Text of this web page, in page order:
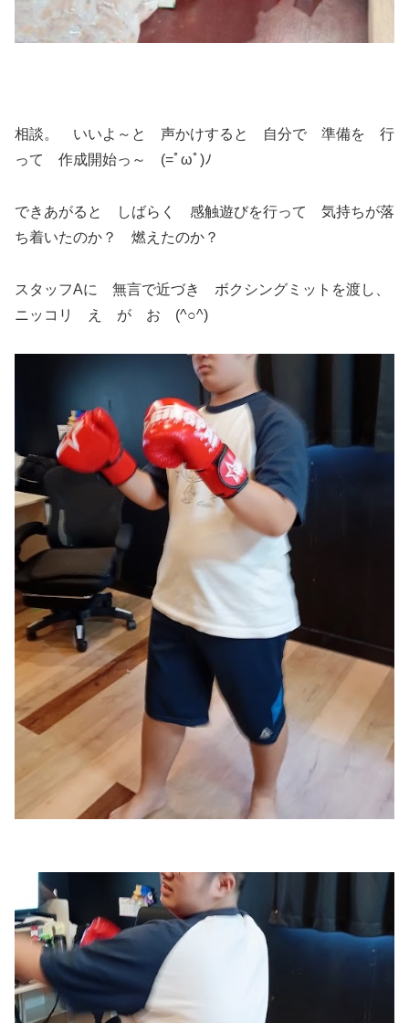
相談。 いいよ～と 声かけすると 自分で 準備を 行
って 作成開始っ～ (=ﾟωﾟ)ﾉ
できあがると しばらく 感触遊びを行って 気持ちが落
ち着いたのか？ 燃えたのか？
スタッフAに 無言で近づき ボクシングミットを渡し、
ニッコリ え が お (^○^)